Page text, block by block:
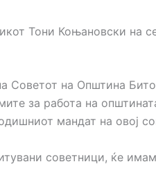
Тони Коњановски на
Советот на Општина
за работа на
мандат на овој
советници, ќе